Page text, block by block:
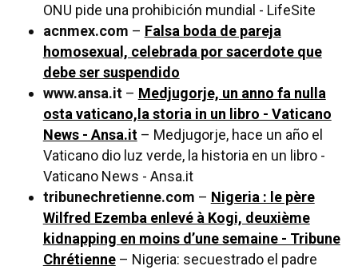
ONU pide una prohibición mundial - LifeSite
acnmex.com – Falsa boda de pareja
homosexual, celebrada por sacerdote que
debe ser suspendido
www.ansa.it– Medjugorje, un anno fa nulla
osta vaticano,la storia in un libro - Vaticano
News - Ansa.it– Medjugorje, hace un año el
Vaticano dio luz verde, la historia en un libro -
Vaticano News - Ansa.it
tribunechretienne.com – Nigeria : le père
Wilfred Ezemba enlevé à Kogi, deuxième
kidnapping en moins d’une semaine - Tribune
Chrétienne– Nigeria: secuestrado el padre